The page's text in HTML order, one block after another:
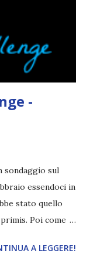
lo faccio
-
sondaggio sul
essendoci in
stato quello
Poi come
storie d'amore
A LEGGERE!